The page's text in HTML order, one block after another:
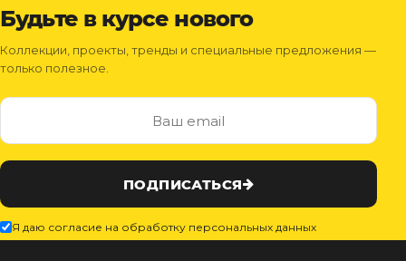
Будьте в курсе нового
Коллекции, проекты, тренды и специальные предложения —
только полезное.
ПОДПИСАТЬСЯ
Я даю согласие на обработку персональных данных